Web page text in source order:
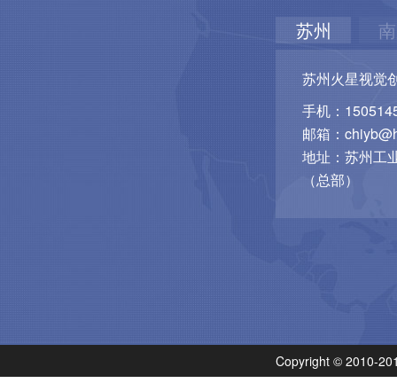
苏州
苏州火星视觉
手机：
邮箱：
地址：苏州工
（总部）
Copyright © 2010-